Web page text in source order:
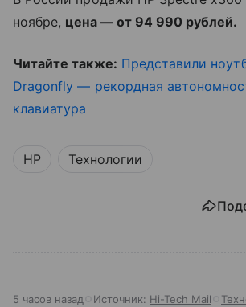
ноябре, цена — от 94 990 рублей.
Читайте также: Представили
Dragonfly — рекордная
клавиатура
HP Технологии
5 часов назад Источник: Hi-Tech Mail